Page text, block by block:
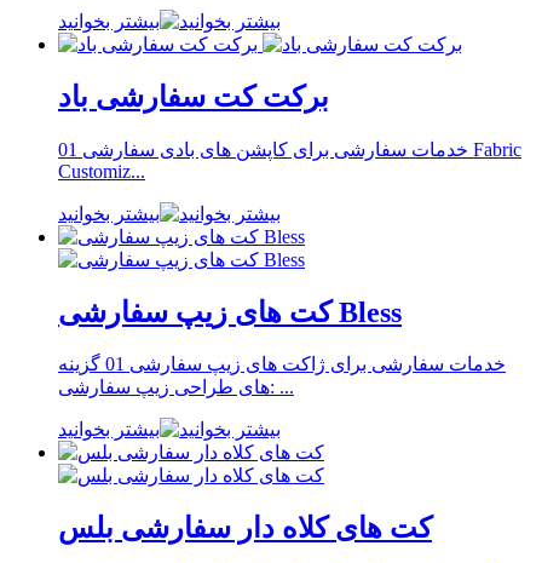
بیشتر بخوانید
برکت کت سفارشی باد
خدمات سفارشی برای کاپشن های بادی سفارشی 01 Fabric
Customiz...
بیشتر بخوانید
کت های زیپ سفارشی Bless
خدمات سفارشی برای ژاکت های زیپ سفارشی 01 گزینه
های طراحی زیپ سفارشی: ...
بیشتر بخوانید
کت های کلاه دار سفارشی بلس